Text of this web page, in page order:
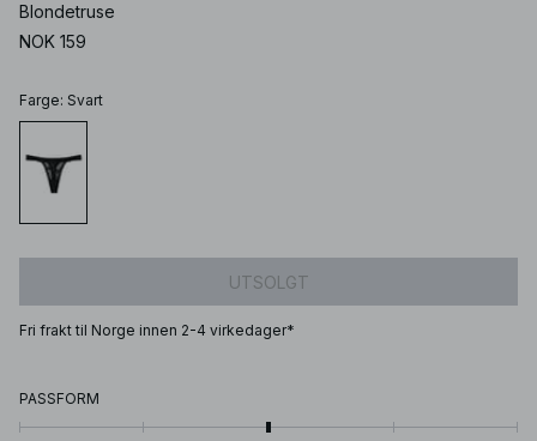
Blondetruse
NOK 159
Farge: Svart
UTSOLGT
Fri frakt til Norge innen 2-4 virkedager*
PASSFORM